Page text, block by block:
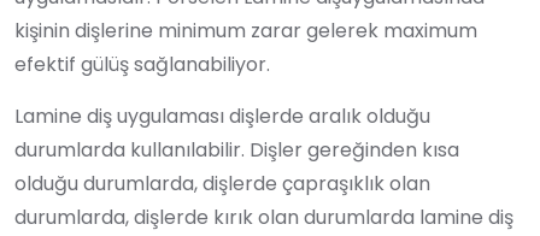
kişinin dişlerine minimum zarar gelerek maximum
efektif gülüş sağlanabiliyor.
Lamine diş uygulaması dişlerde aralık olduğu
durumlarda kullanılabilir. Dişler gereğinden kısa
olduğu durumlarda, dişlerde çapraşıklık olan
durumlarda, dişlerde kırık olan durumlarda lamine diş